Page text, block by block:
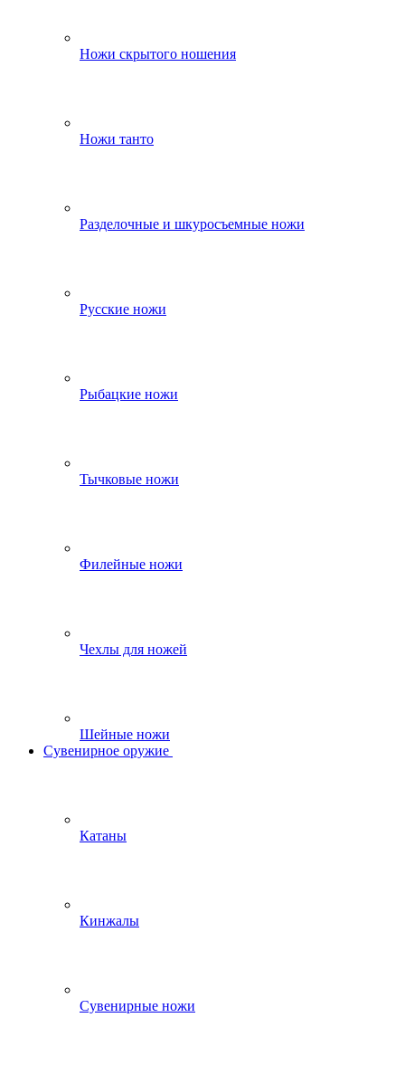
Ножи скрытого ношения
Ножи танто
Разделочные и шкуросъемные ножи
Русские ножи
Рыбацкие ножи
Тычковые ножи
Филейные ножи
Чехлы для ножей
Шейные ножи
Сувенирное оружие
Катаны
Кинжалы
Сувенирные ножи